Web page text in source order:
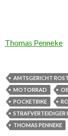
Thomas Penneke
AMTSGERICHT
MOTORRAD
POCKETBIKE
STRAFVERTEIDIGER
THOMAS PENNEKE